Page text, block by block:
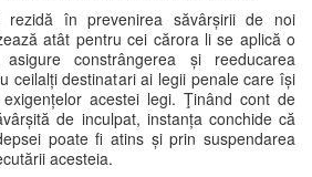
rezidă în prevenirea săvârșirii de noi
atât pentru cei cărora li se aplică o
constrângerea și reeducarea
ceilalți destinatari ai legii penale care își
acestei legi. Ţinând cont de
de inculpat, instanța conchide că
poate fi atins și prin suspendarea
acesteia.